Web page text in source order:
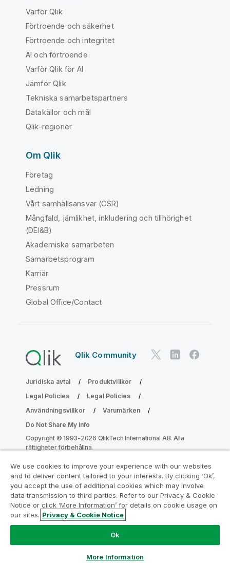
Varför Qlik
Förtroende och säkerhet
Förtroende och integritet
AI och förtroende
Varför Qlik för AI
Jämför Qlik
Tekniska samarbetspartners
Datakällor och mål
Qlik-regioner
Om Qlik
Företag
Ledning
Vårt samhällsansvar (CSR)
Mångfald, jämlikhet, inkludering och tillhörighet
(DEI&B)
Akademiska samarbeten
Samarbetsprogram
Karriär
Pressrum
Global Office/Contact
Qlik Community
Juridiska avtal
Produktvillkor
Legal Policies
Legal Policies
Användningsvillkor
Varumärken
Do Not Share My Info
Copyright © 1993-2026 QlikTech International AB. Alla
rättigheter förbehållna.
Gå med i programmet Analytics
Modernization
Modernisera utan att kompromissa med dina värdefulla
QlikView-appar med programmet för
analysmodernisering.
ampquestions@qlik.com
We use cookies to improve your experience with our websites
and to deliver content tailored to your interests. By clicking ‘Ok’,
you accept the use of additional cookies which may involve
data transmission to third parties. Refer to our Privacy & Cookie
Notice or click ‘More Information’ for details on cookie usage on
our sites. Privacy & Cookie Notice
Ok
More Information